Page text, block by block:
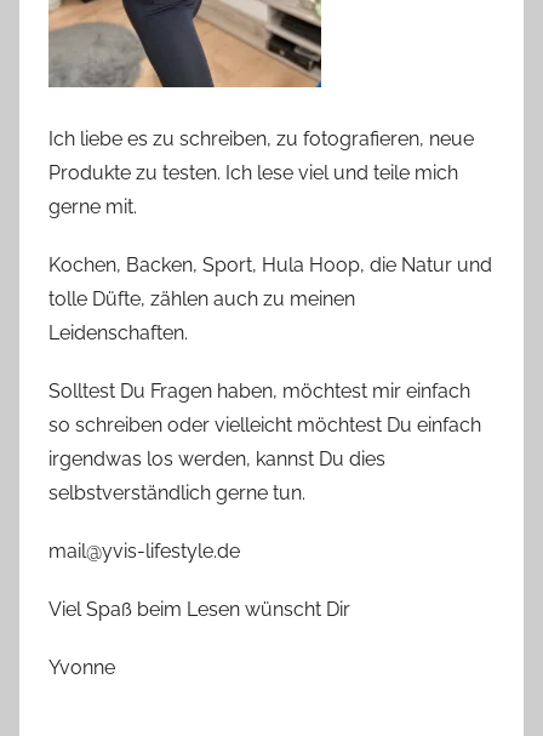
Ich liebe es zu schreiben, zu fotografieren, neue
Produkte zu testen. Ich lese viel und teile mich
gerne mit.
Kochen, Backen, Sport, Hula Hoop, die Natur und
tolle Düfte, zählen auch zu meinen
Leidenschaften.
Solltest Du Fragen haben, möchtest mir einfach
so schreiben oder vielleicht möchtest Du einfach
irgendwas los werden, kannst Du dies
selbstverständlich gerne tun.
mail@yvis-lifestyle.de
Viel Spaß beim Lesen wünscht Dir
Yvonne